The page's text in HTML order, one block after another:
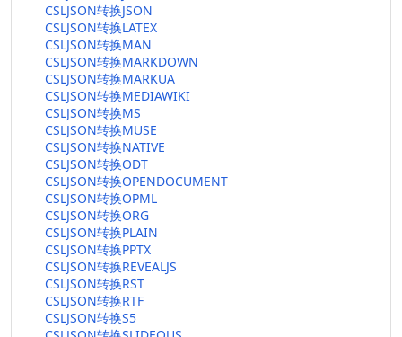
CSLJSON转换JSON
CSLJSON转换LATEX
CSLJSON转换MAN
CSLJSON转换MARKDOWN
CSLJSON转换MARKUA
CSLJSON转换MEDIAWIKI
CSLJSON转换MS
CSLJSON转换MUSE
CSLJSON转换NATIVE
CSLJSON转换ODT
CSLJSON转换OPENDOCUMENT
CSLJSON转换OPML
CSLJSON转换ORG
CSLJSON转换PLAIN
CSLJSON转换PPTX
CSLJSON转换REVEALJS
CSLJSON转换RST
CSLJSON转换RTF
CSLJSON转换S5